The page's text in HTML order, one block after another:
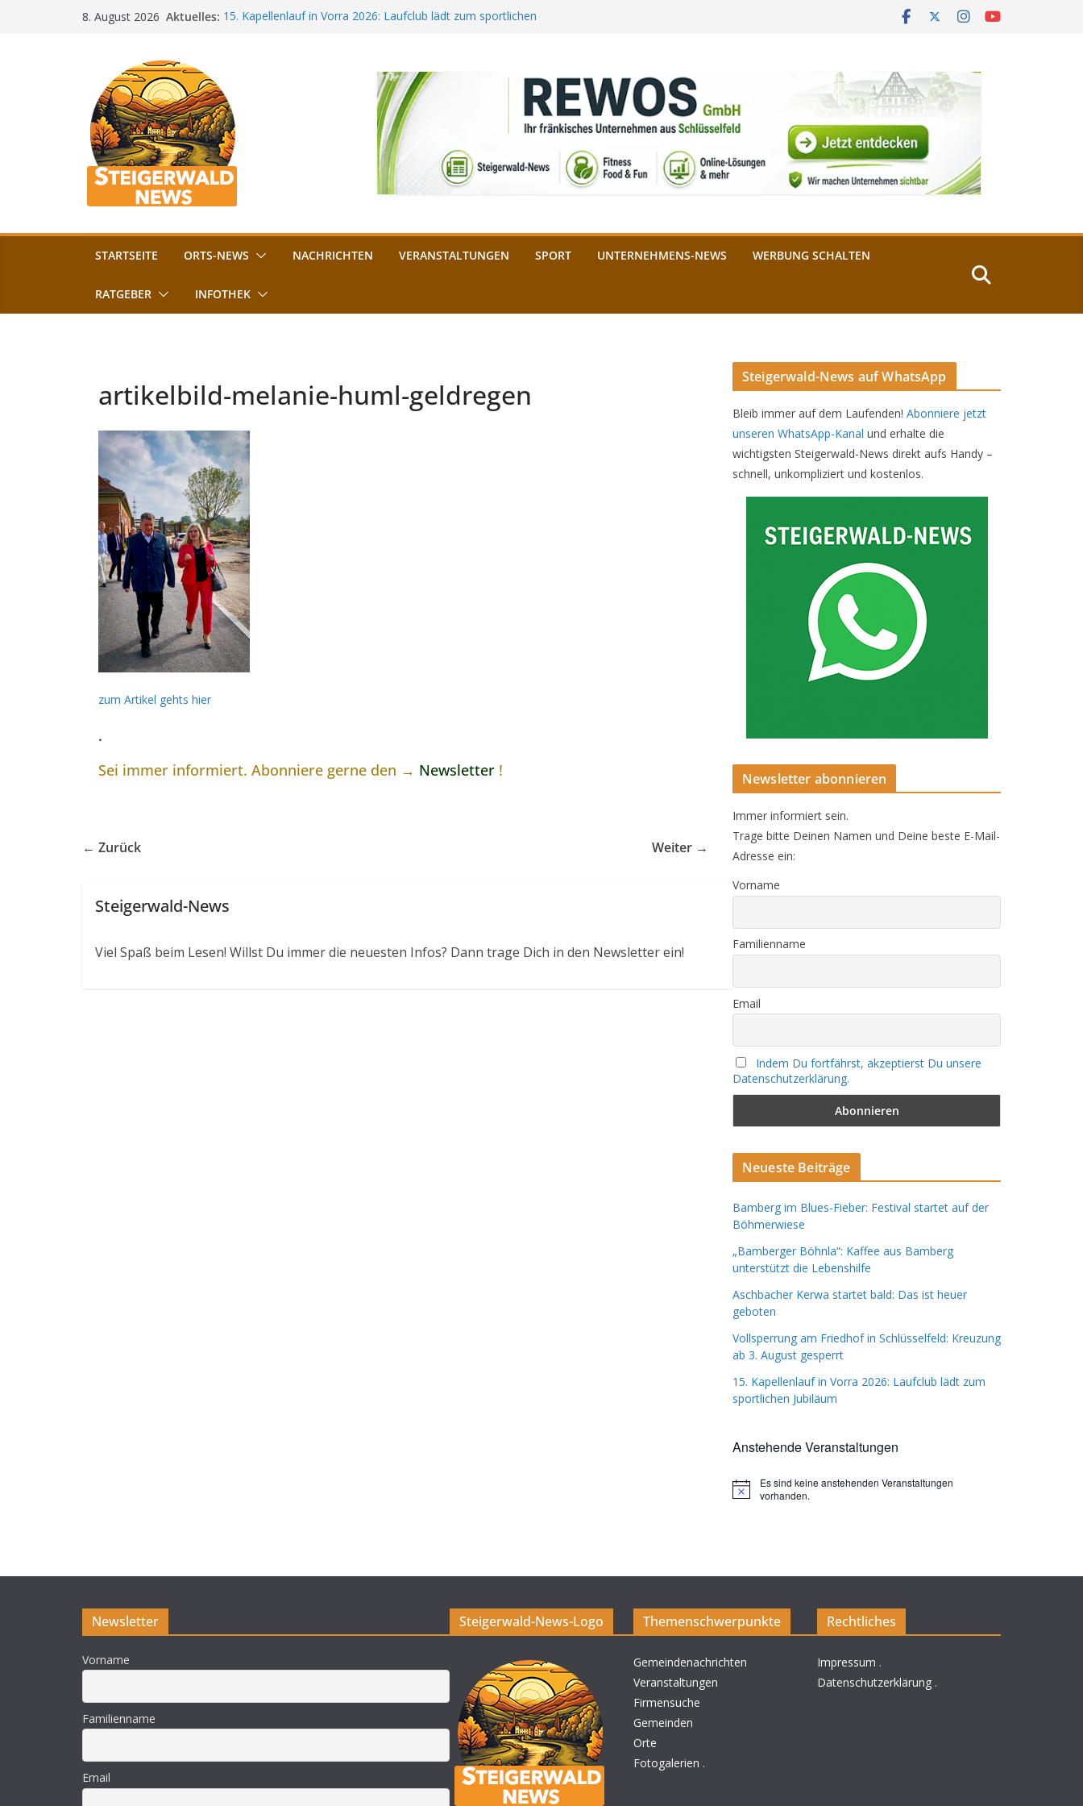
8. August 2026 Aktuelles: 15. Kapellenlauf in Vorra 2026: Laufclub lädt zum sportlichen
„Bamberger Böhnla“: Kaffee aus Bamberg unterstützt die
Lebenshilfe
Aschbacher Kerwa startet bald: Das ist heuer geboten
Vollsperrung am Friedhof in Schlüsselfeld: Kreuzung ab 3.
August gesperrt
STARTSEITE ORTS-NEWS NACHRICHTEN VERANSTALTUNGEN SPORT UNTERNEHMENS-NEWS WERBUNG SCHALTEN
RATGEBER INFOTHEK
artikelbild-melanie-huml-geldregen
zum Artikel gehts hier
.
Sei immer informiert. Abonniere gerne den → Newsletter !
← Zurück Weiter →
Steigerwald-News
Viel Spaß beim Lesen! Willst Du immer die neuesten Infos? Dann trage Dich in den Newsletter ein!
Steigerwald-News auf WhatsApp
Bleib immer auf dem Laufenden! Abonniere jetzt
unseren WhatsApp-Kanal und erhalte die
wichtigsten Steigerwald-News direkt aufs Handy –
schnell, unkompliziert und kostenlos.
Newsletter abonnieren
Immer informiert sein.
Trage bitte Deinen Namen und Deine beste E-Mail-
Adresse ein:
Vorname
Familienname
Email
Indem Du fortfährst, akzeptierst Du unsere
Datenschutzerklärung.
Neueste Beiträge
Bamberg im Blues-Fieber: Festival startet auf der
Böhmerwiese
„Bamberger Böhnla“: Kaffee aus Bamberg
unterstützt die Lebenshilfe
Aschbacher Kerwa startet bald: Das ist heuer
geboten
Vollsperrung am Friedhof in Schlüsselfeld: Kreuzung
ab 3. August gesperrt
15. Kapellenlauf in Vorra 2026: Laufclub lädt zum
sportlichen Jubiläum
Anstehende Veranstaltungen
H
Es sind keine anstehenden Veranstaltungen
vorhanden.
Newsletter
Vorname
Familienname
Email
Steigerwald-News-Logo Themenschwerpunkte
Gemeindenachrichten
Veranstaltungen
Firmensuche
Gemeinden
Orte
Fotogalerien .
Rechtliches
Impressum .
Datenschutzerklärung .